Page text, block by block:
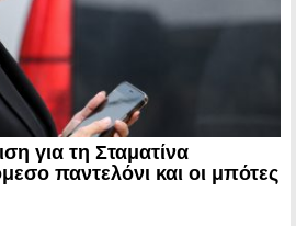
για τη Σταματίνα
παντελόνι και οι μπότες